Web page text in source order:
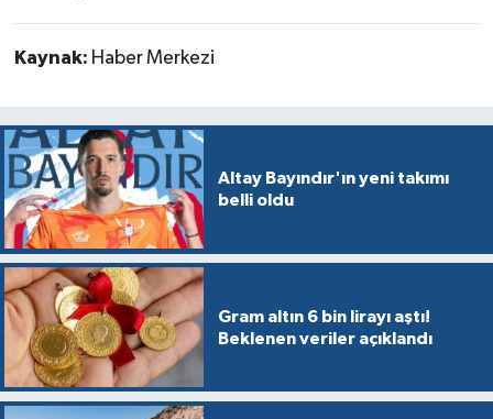
Kaynak: Haber Merkezi
Altay Bayındır'ın yeni takımı
belli oldu
Gram altın 6 bin lirayı aştı!
Beklenen veriler açıklandı